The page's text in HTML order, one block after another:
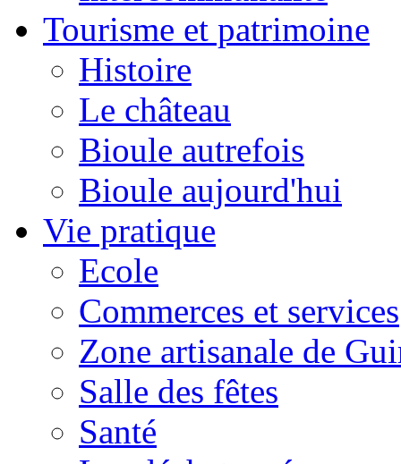
Tourisme et patrimoine
Histoire
Le château
Bioule autrefois
Bioule aujourd'hui
Vie pratique
Ecole
Commerces et services
Zone artisanale de
Salle des fêtes
Santé